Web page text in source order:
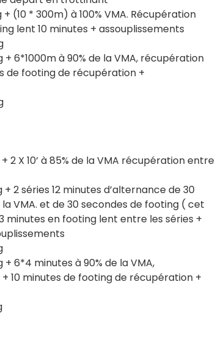
(10 * 300m) à 100% VMA. Récupération
lent 10 minutes + assouplissements
6*1000m à 90% de la VMA, récupération
de footing de récupération +
2 X 10’ à 85% de la VMA récupération entre
2 séries 12 minutes d’alternance de 30
VMA. et de 30 secondes de footing ( cet
minutes en footing lent entre les séries +
6*4 minutes à 90% de la VMA,
10 minutes de footing de récupération +